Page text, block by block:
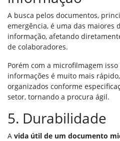
A busca pelos documentos,
emergência, é uma das maiores
informação, afetando
de colaboradores.
Porém com a microfilmagem
informações é muito mais
organizados conforme
setor, tornando a procura ágil.
5. Durabilidade
A vida útil de um documento